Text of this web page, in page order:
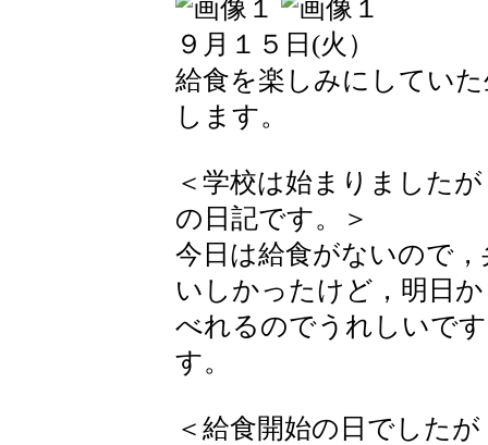
９月１５日(火）
給食を楽しみにしてい
します。
＜学校は始まりました
の日記です。＞
今日は給食がないので
いしかったけど，明日
べれるのでうれしいで
す。
＜給食開始の日でした